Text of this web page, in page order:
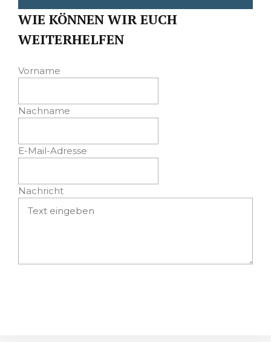
WIE KÖNNEN WIR EUCH
WEITERHELFEN
Vorname
Nachname
E-Mail-Adresse
Nachricht